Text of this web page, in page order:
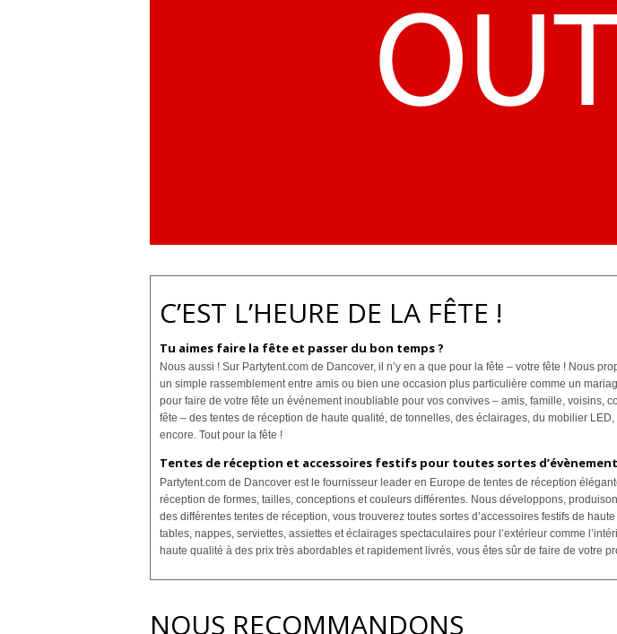
C’EST L’HEURE DE LA FÊTE !
Tu aimes faire la fête et passer du bon temps ?
Nous aussi ! Sur Partytent.com de Dancover, il n’y en a que pour la fête – votre fête ! Nous
un simple rassemblement entre amis ou bien une occasion plus particulière comme un
pour faire de votre fête un événement inoubliable pour vos convives – amis, famille, voisins,
fête – des tentes de réception de haute qualité, de tonnelles, des éclairages, du mobilier
encore. Tout pour la fête !
Tentes de réception et accessoires festifs pour toutes sortes
Partytent.com de Dancover est le fournisseur leader en Europe de tentes de réception
réception de formes, tailles, conceptions et couleurs différentes. Nous développons,
des différentes tentes de réception, vous trouverez toutes sortes d’accessoires festifs de
tables, nappes, serviettes, assiettes et éclairages spectaculaires pour l’extérieur comme
haute qualité à des prix très abordables et rapidement livrés, vous êtes sûr de faire de votre
NOUS RECOMMANDONS